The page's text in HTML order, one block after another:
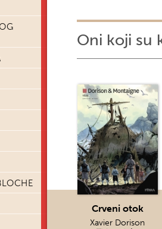
Oni koji su
Crveni otok
Xavier Dorison